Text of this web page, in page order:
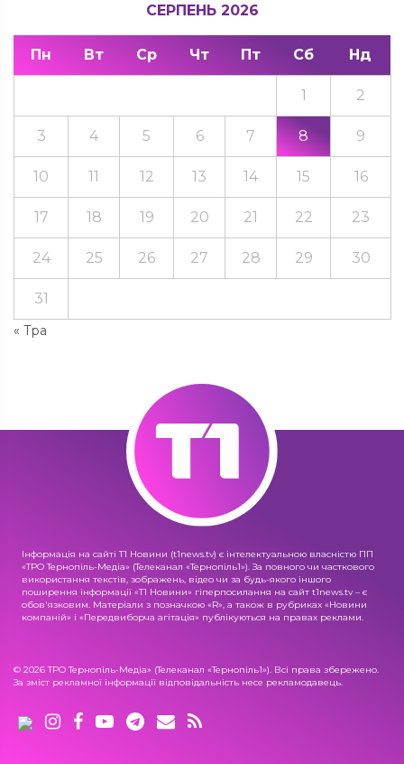
СЕРПЕНЬ 2026
Пн Вт Ср Чт Пт Сб Нд
« Тра
1 2
3 4 5 6 7 8 9
10 11 12 13 14 15 16
17 18 19 20 21 22 23
24 25 26 27 28 29 30
31
Інформація на сайті Т1 Новини (t1news.tv) є інтелектуальною власністю ПП
«ТРО Тернопіль-Медіа» (Телеканал «Тернопіль1»). За повного чи часткового
використання текстів, зображень, відео чи за будь-якого іншого
поширення інформації «Т1 Новини» гіперпосилання на сайт t1news.tv – є
обов'язковим. Матеріали з позначкою «R», а також в рубриках «Новини
компаній» і «Передвиборча агітація» публікуються на правах реклами.
© 2026 ТРО Тернопіль-Медіа» (Телеканал «Тернопіль1»). Всі права збережено.
За зміст рекламної інформації відповідальність несе рекламодавець.